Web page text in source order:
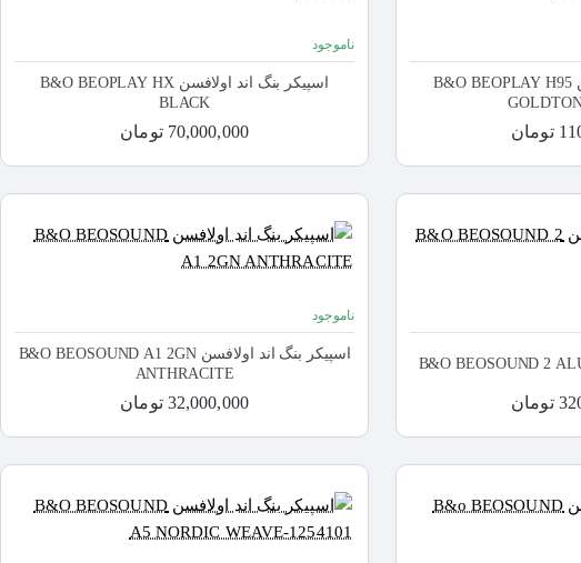
اسپیکر بنگ اند اولافسن B&O BEOPLAY H95
ناموجود
اسپیکر بنگ اند اولافسن B&O BEOPLAY HX
BLACK
70,000,000 تومان
ناموجود
اسپیکر بنگ اند اولافسن B&O BEOSOUND A1 2GN
ANTHRACITE
32,000,000 تومان